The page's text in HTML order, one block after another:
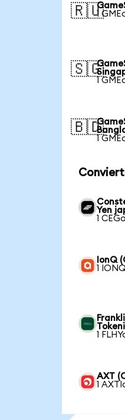
🇷🇺
1
🇸🇬
1
🇧🇩
1
Yen
1
IonQ
1
1
AXT
1